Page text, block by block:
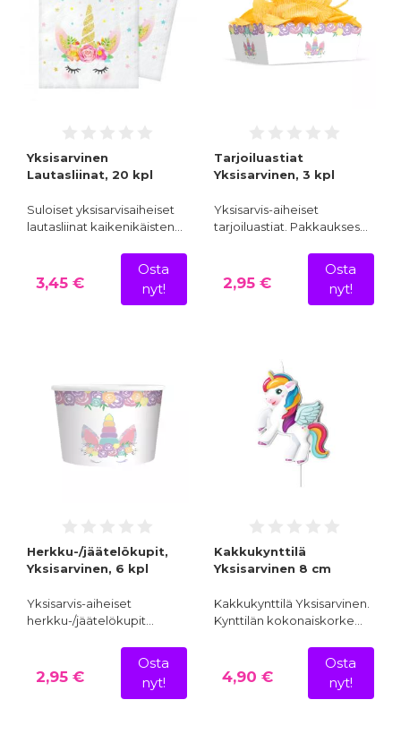
Yksisarvinen
Lautasliinat, 20 kpl
Suloiset yksisarvisaiheiset
lautasliinat kaikenikäisten…
3,45 €
Osta
nyt!
Tarjoiluastiat
Yksisarvinen, 3 kpl
Yksisarvis-aiheiset
tarjoiluastiat. Pakkaukses…
2,95 €
Osta
nyt!
Herkku-/jäätelökupit,
Yksisarvinen, 6 kpl
Yksisarvis-aiheiset
herkku-/jäätelökupit…
2,95 €
Osta
nyt!
Kakkukynttilä
Yksisarvinen 8 cm
Kakkukynttilä Yksisarvinen.
Kynttilän kokonaiskorke…
4,90 €
Osta
nyt!